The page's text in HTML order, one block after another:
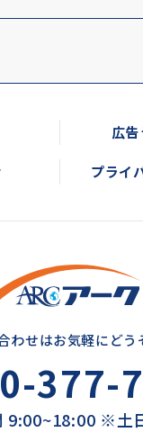
広告
プライ
わせはお気軽にどう
377-
9:00~18:00 ※土